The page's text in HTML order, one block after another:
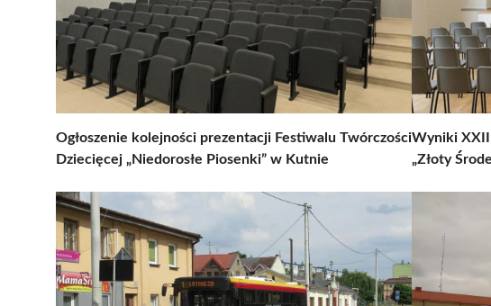
Ogłoszenie kolejności prezentacji Festiwalu Twórczości
Dziecięcej „Niedorosłe Piosenki” w Kutnie
Wyniki XXII
„Złoty